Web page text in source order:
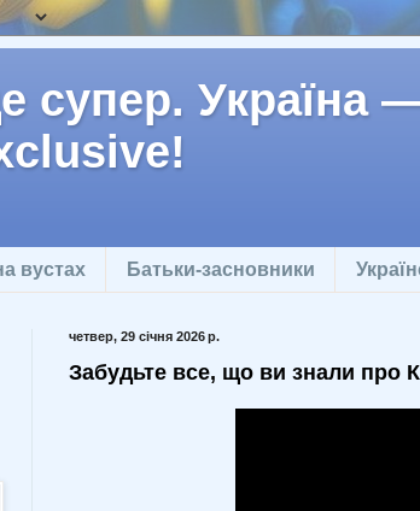
супер. Україна
вустах Батьки-засновники
четвер, 29 січня 2026 р.
Забудьте все, що ви знали про